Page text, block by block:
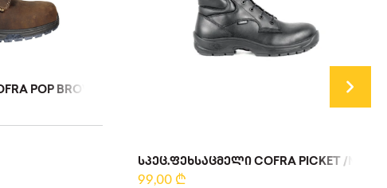
POP BROWN S3 FO/40
ᲡᲞᲔᲪ.ᲤᲔᲮᲡᲐᲪᲛᲔᲚᲘ COFRA PICKET /N43
99,00 ₾